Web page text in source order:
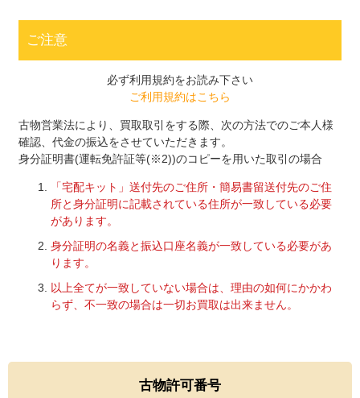
ご注意
必ず利用規約をお読み下さい
ご利用規約はこちら
古物営業法により、買取取引をする際、次の方法でのご本人様
確認、代金の振込をさせていただきます。
身分証明書(運転免許証等(※2))のコピーを用いた取引の場合
「宅配キット」送付先のご住所・簡易書留送付先のご住
所と身分証明に記載されている住所が一致している必要
があります。
身分証明の名義と振込口座名義が一致している必要があ
ります。
以上全てが一致していない場合は、理由の如何にかかわ
らず、不一致の場合は一切お買取は出来ません。
古物許可番号